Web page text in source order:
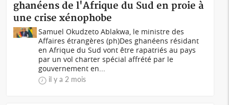
ghanéens de l'Afrique du Sud en proie à
une crise xénophobe
Samuel Okudzeto Ablakwa, le ministre des
Affaires étrangères (ph)Des ghanéens résidant
en Afrique du Sud vont être rapatriés au pays
par un vol charter spécial affrété par le
gouvernement en...
il y a 2 mois